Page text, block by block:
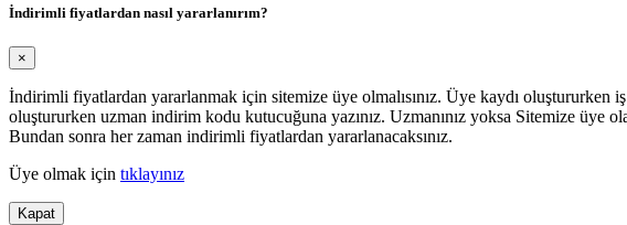
İndirimli fiyatlardan nasıl yararlanırım?
×
İndirimli fiyatlardan yararlanmak için sitemize üye olmalısınız. Üye kaydı oluştururken
oluştururken uzman indirim kodu kutucuğuna yazınız. Uzmanınız yoksa Sitemize
Bundan sonra her zaman indirimli fiyatlardan yararlanacaksınız.
Üye olmak için tıklayınız
Kapat